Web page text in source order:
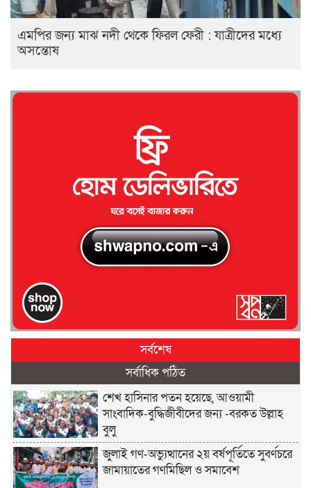
এমপির জন্য মাঝ নদী থেকে ফিরল ফেরী : যাত্রীদের মধ্যে
অসন্তোষ
সর্বশেষ
সর্বাধিক পঠিত
শেখ হাসিনার পতন হয়েছে, আওয়ামী
সাংবাদিক-বুদ্ধিজীবীদের জন্য -বরকত উল্লাহ
বুলু
জুলাই গণ-অভ্যুত্থানের ২য় বর্ষপূর্তিতে সুবর্ণচরে
জামায়াতের গণমিছিল ও সমাবেশ